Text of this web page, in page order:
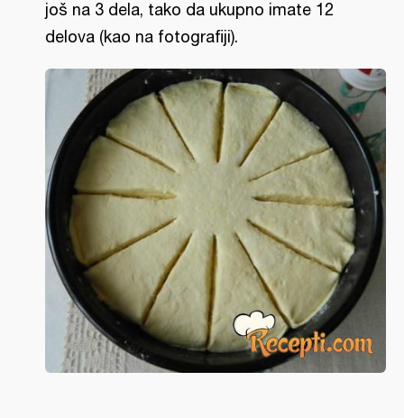
još na 3 dela, tako da ukupno imate 12
delova (kao na fotografiji).